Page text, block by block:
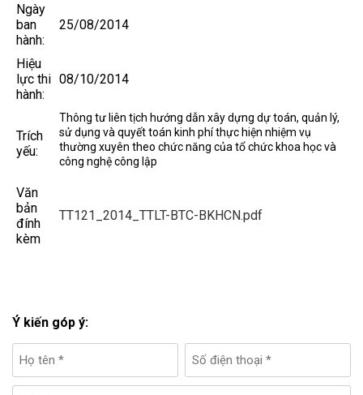
Ngày
ban
hành:
25/08/2014
Hiệu
lực thi
hành:
08/10/2014
Trích
yếu:
Thông tư liên tịch hướng dẫn xây dựng dự toán, quản lý,
sử dụng và quyết toán kinh phí thực hiện nhiệm vụ
thường xuyên theo chức năng của tổ chức khoa học và
công nghệ công lập
Văn
bản
đính
kèm
TT121_2014_TTLT-BTC-BKHCN.pdf
Ý kiến góp ý: